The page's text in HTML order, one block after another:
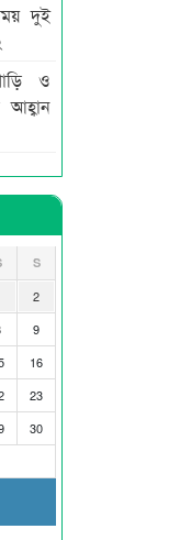
দুই
ও
S
2
9
16
23
30